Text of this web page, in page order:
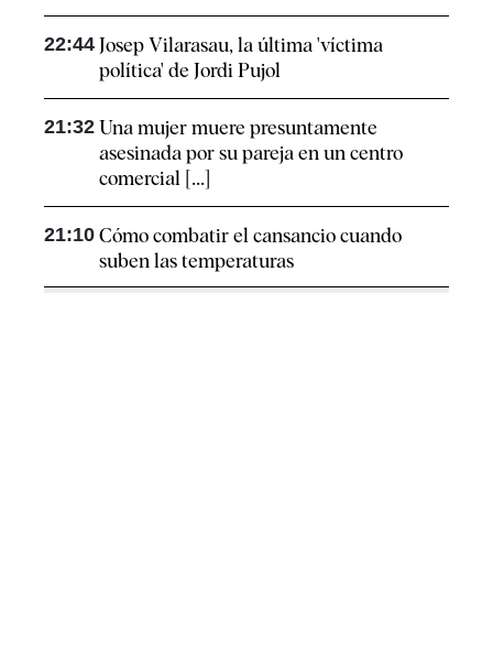
22:44 Josep Vilarasau, la última 'víctima
política' de Jordi Pujol
21:32 Una mujer muere presuntamente
asesinada por su pareja en un centro
comercial [...]
21:10 Cómo combatir el cansancio​ cuando
suben las temperaturas